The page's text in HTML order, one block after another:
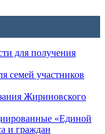
для получения
семей участников
Жириновского
«Единой
и граждан